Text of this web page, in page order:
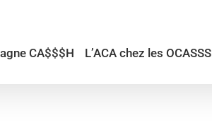
CA$$$H L’ACA chez les OCASSS